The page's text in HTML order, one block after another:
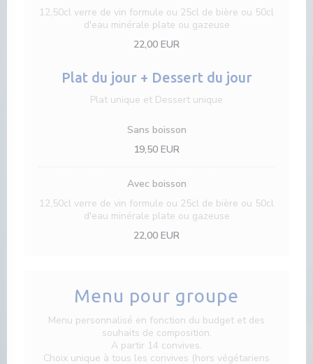
12,50cl verre de vin formule ou 25cl de bière ou 50cl
d'eau minérale plate ou gazeuse
22,00 EUR
Plat du jour + Dessert du jour
Plat unique et Dessert unique
Sans boisson
19,50 EUR
Avec boisson
12,50cl verre de vin formule ou 25cl de bière ou 50cl
d'eau minérale plate ou gazeuse
22,00 EUR
Menu pour groupe
Menu personnalisé en fonction du budget et des
souhaits de composition.
A partir 14 convives.
Choix unique à tous les convives (hors végétariens